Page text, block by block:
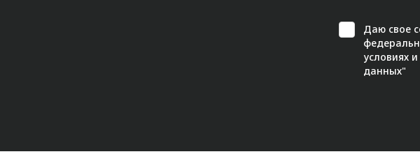
Даю свое
условиях
данных"